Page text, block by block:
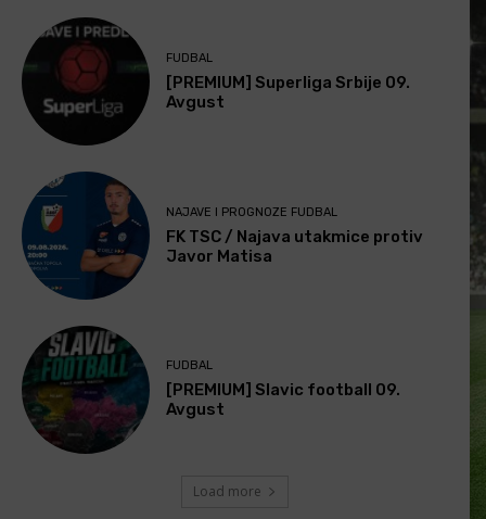
FUDBAL
[PREMIUM] Superliga Srbije 09.
Avgust
NAJAVE I PROGNOZE FUDBAL
FK TSC / Najava utakmice protiv
Javor Matisa
FUDBAL
[PREMIUM] Slavic football 09.
Avgust
Load more